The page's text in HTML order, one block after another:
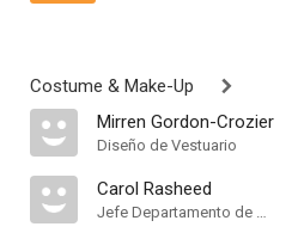
Costume & Make-Up
Mirren Gordon-Crozier
Diseño de Vestuario
Carol Rasheed
Jefe Departamento de Maquillaje